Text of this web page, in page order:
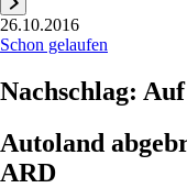
26.10.2016
Schon gelaufen
Nachschlag:
Autoland
ARD